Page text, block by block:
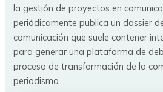
la gestión de proyectos en
periódicamente publica un dossier
comunicación que suele contener
para generar una plataforma de
proceso de transformación de la
periodismo.